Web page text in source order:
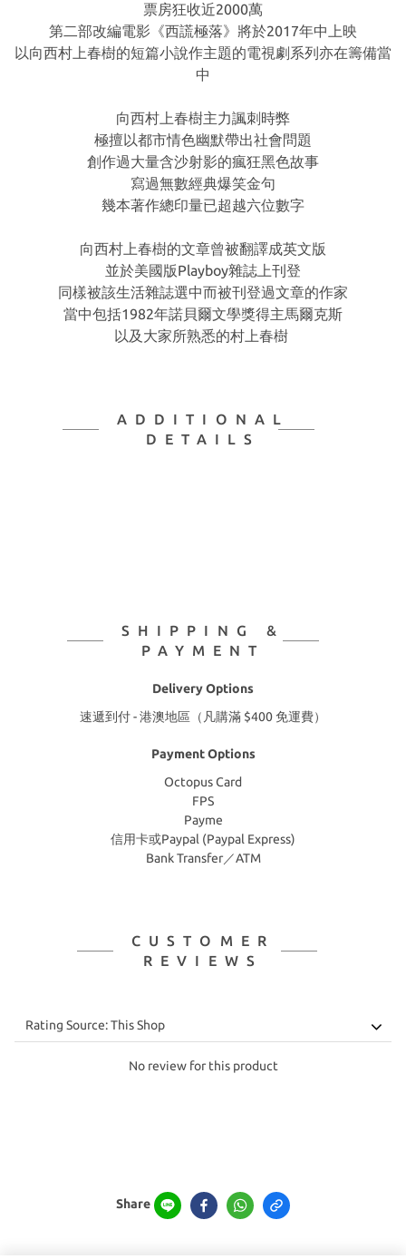
票房狂收近2000萬
第二部改編電影《西謊極落》將於2017年中上映
以向西村上春樹的短篇小說作主題的電視劇系列亦在籌備當
中
向西村上春樹主力諷刺時弊
極擅以都市情色幽默帶出社會問題
創作過大量含沙射影的瘋狂黑色故事
寫過無數經典爆笑金句
幾本著作總印量已超越六位數字
向西村上春樹的文章曾被翻譯成英文版
並於美國版Playboy雜誌上刊登
同樣被該生活雜誌選中而被刊登過文章的作家
當中包括1982年諾貝爾文學獎得主馬爾克斯
以及大家所熟悉的村上春樹
ADDITIONAL
DETAILS
SHIPPING &
PAYMENT
Delivery Options
速遞到付 - 港澳地區（凡購滿 $400 免運費）
Payment Options
Octopus Card
FPS
Payme
信用卡或Paypal (Paypal Express)
Bank Transfer／ATM
CUSTOMER
REVIEWS
No review for this product
Share